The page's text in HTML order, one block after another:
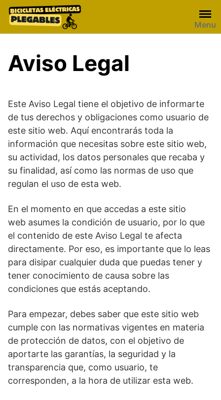
Skip
Menu
Aviso Legal
Este Aviso Legal tiene el objetivo de informarte
de tus derechos y obligaciones como usuario de
este sitio web. Aquí encontrarás toda la
información que necesitas sobre este sitio web,
su actividad, los datos personales que recaba y
su finalidad, así como las normas de uso que
regulan el uso de esta web.
En el momento en que accedas a este sitio
web asumes la condición de usuario, por lo que
el contenido de este Aviso Legal te afecta
directamente. Por eso, es importante que lo leas
para disipar cualquier duda que puedas tener y
tener conocimiento de causa sobre las
condiciones que estás aceptando.
Para empezar, debes saber que este sitio web
cumple con las normativas vigentes en materia
de protección de datos, con el objetivo de
aportarte las garantías, la seguridad y la
transparencia que, como usuario, te
corresponden, a la hora de utilizar esta web.